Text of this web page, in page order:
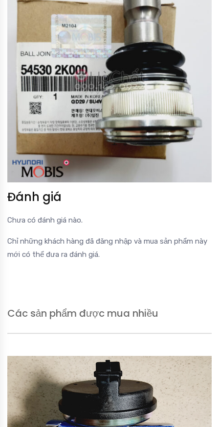
Đánh giá
Chưa có đánh giá nào.
Chỉ những khách hàng đã đăng nhập và mua sản phẩm này
mới có thể đưa ra đánh giá.
Các sản phẩm được mua nhiều